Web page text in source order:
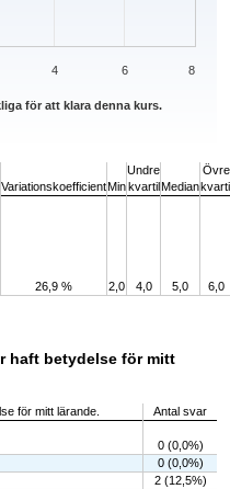
för att klara denna kurs.
4 6 8
VariationskoefficientMin
Undre
kvartil Median
Övre
26,9 % 2,0 4,0 5,0 6,0
haft betydelse för mitt
för mitt lärande.
Antal svar
0 (0,0%)
0 (0,0%)
2 (12,5%)